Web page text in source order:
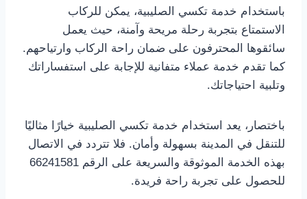
باستخدام خدمة تكسي الصليبية، يمكن للركاب
الاستمتاع بتجربة رحلة مريحة وآمنة، حيث يعمل
سائقوها المحترفون على ضمان راحة الركاب وارتياحهم.
كما تقدم خدمة عملاء متفانية للإجابة على استفساراتك
وتلبية احتياجاتك.
باختصار، يعد استخدام خدمة تكسي الصليبية خيارًا مثاليًا
للتنقل في المدينة بسهولة وأمان. فلا تتردد في الاتصال
بهذه الخدمة الموثوقة والسريعة على الرقم 66241581
للحصول على تجربة راحة فريدة.